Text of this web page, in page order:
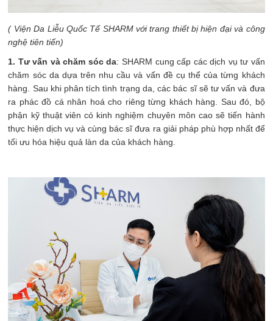
( Viện Da Liễu Quốc Tế SHARM với trang thiết bị hiện đại và công
nghệ tiên tiến)
1. Tư vấn và chăm sóc da: SHARM cung cấp các dịch vụ tư vấn
chăm sóc da dựa trên nhu cầu và vấn đề cụ thể của từng khách
hàng. Sau khi phân tích tình trạng da, các bác sĩ sẽ tư vấn và đưa
ra phác đồ cá nhân hoá cho riêng từng khách hàng. Sau đó, bộ
phận kỹ thuật viên có kinh nghiệm chuyên môn cao sẽ tiến hành
thực hiện dịch vụ và cùng bác sĩ đưa ra giải pháp phù hợp nhất để
tối ưu hóa hiệu quả làn da của khách hàng.